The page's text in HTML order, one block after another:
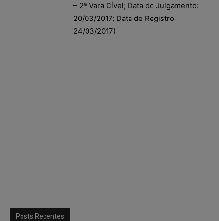
– 2ª Vara Cível; Data do Julgamento:
20/03/2017; Data de Registro:
24/03/2017)
Posts Recentes